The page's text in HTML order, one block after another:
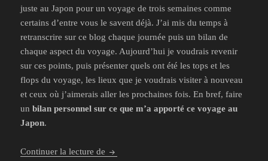
juste au Japon pour un voyage de trois semaines comme
certains d’entre vous le savent déjà. J’ai mis du temps à
retranscrire sur ce blog chaque journée puis un bilan de
chaque aspect du voyage. Aujourd’hui je voudrais revenir
sur ces points, puis présenter quels ont été les tops et les
flops du voyage, les lieux que je voudrais visiter à nouveau
et ceux où j’aimerais aller les prochaines fois. En bref, faire
unbilan personnel sur ce que m’a apporté ce voyage au
Japon.
Continuer la lecture de Bilan général du voyage au Japon